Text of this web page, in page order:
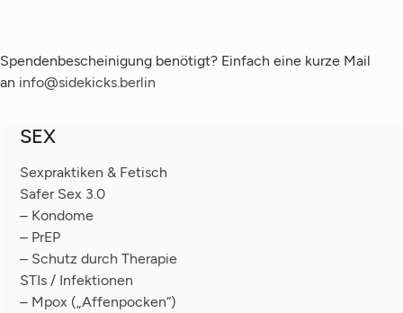
Spendenbescheinigung benötigt? Einfach eine kurze Mail
an info@sidekicks.berlin
SEX
Sexpraktiken & Fetisch
Safer Sex 3.0
– Kondome
– PrEP
– Schutz durch Therapie
STIs / Infektionen
– Mpox („Affenpocken“)